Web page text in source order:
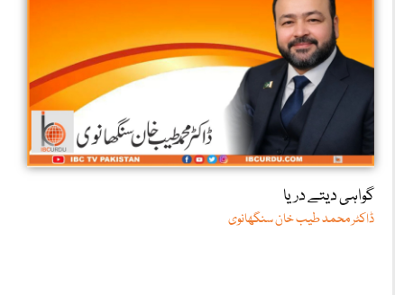
گواہی دیتے دریا
ڈاکٹر محمد طیب خان سنگھانوی